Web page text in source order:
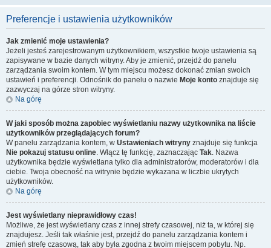
Preferencje i ustawienia użytkowników
Jak zmienić moje ustawienia?
Jeżeli jesteś zarejestrowanym użytkownikiem, wszystkie twoje ustawienia są
zapisywane w bazie danych witryny. Aby je zmienić, przejdź do panelu
zarządzania swoim kontem. W tym miejscu możesz dokonać zmian swoich
ustawień i preferencji. Odnośnik do panelu o nazwie Moje konto znajduje się
zazwyczaj na górze stron witryny.
Na górę
W jaki sposób można zapobiec wyświetlaniu nazwy użytkownika na liście
użytkowników przeglądających forum?
W panelu zarządzania kontem, w Ustawieniach witryny znajduje się funkcja
Nie pokazuj statusu online. Włącz tę funkcję, zaznaczając Tak. Nazwa
użytkownika będzie wyświetlana tylko dla administratorów, moderatorów i dla
ciebie. Twoja obecność na witrynie będzie wykazana w liczbie ukrytych
użytkowników.
Na górę
Jest wyświetlany nieprawidłowy czas!
Możliwe, że jest wyświetlany czas z innej strefy czasowej, niż ta, w której się
znajdujesz. Jeśli tak właśnie jest, przejdź do panelu zarządzania kontem i
zmień strefę czasową, tak aby była zgodna z twoim miejscem pobytu. Np.